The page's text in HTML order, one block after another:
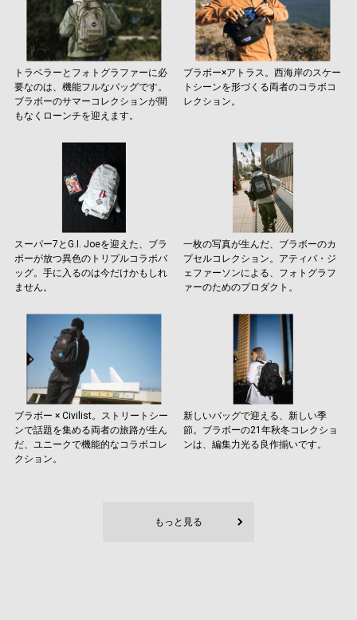
トラベラーとフォトグラファーに必
要なのは、機能フルなバッグです。
ブラボーのサマーコレクションが間
もなくローンチを迎えます。
ブラボー×アトラス。西海岸のスケー
トシーンを形づくる両者のコラボコ
レクション。
スーパー7とG.I. Joeを迎えた、ブラ
ボーが放つ異色のトリプルコラボバ
ッグ。手に入るのは今だけかもしれ
ません。
一枚の写真が生んだ、ブラボーのカ
プセルコレクション。アティバ・ジ
ェファーソンによる、フォトグラフ
ァーのためのプロダクト。
ブラボー × Civilist。ストリートシー
ンで話題を集める両者の旅路が生ん
だ、ユニークで機能的なコラボコレ
クション。
新しいバッグで迎える、新しい季
節。ブラボーの21年秋冬コレクショ
ンは、編集力光る良作揃いです。
もっと見る